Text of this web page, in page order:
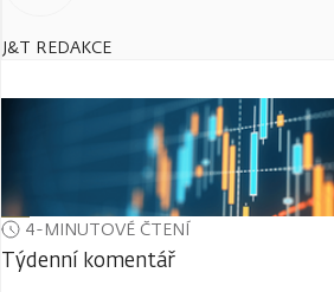
J&T REDAKCE
4-MINUTOVÉ ČTENÍ
Týdenní komentář